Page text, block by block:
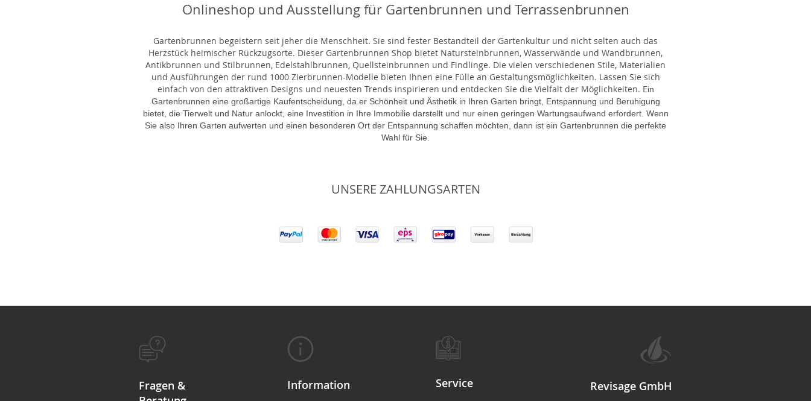
Onlineshop und Ausstellung für Gartenbrunnen und Terrassenbrunnen
Gartenbrunnen begeistern seit jeher die Menschheit. Sie sind fester Bestandteil der Gartenkultur und nicht selten auch das
Herzstück heimischer Rückzugsorte. Dieser Gartenbrunnen Shop bietet Natursteinbrunnen, Wasserwände und Wandbrunnen,
Antikbrunnen und Stilbrunnen, Edelstahlbrunnen, Quellsteinbrunnen und Findlinge. Die vielen verschiedenen Stile, Materialien
und Ausführungen der rund 1000 Zierbrunnen-Modelle bieten Ihnen eine Fülle an Gestaltungsmöglichkeiten. Lassen Sie sich
einfach von den attraktiven Designs und neuesten Trends inspirieren und entdecken Sie die Vielfalt der Möglichkeiten. Ein
Gartenbrunnen eine großartige Kaufentscheidung, da er Schönheit und Ästhetik in Ihren Garten bringt, Entspannung und Beruhigung
bietet, die Tierwelt und Natur anlockt, eine Investition in Ihre Immobilie darstellt und nur einen geringen Wartungsaufwand erfordert. Wenn
Sie also Ihren Garten aufwerten und einen besonderen Ort der Entspannung schaffen möchten, dann ist ein Gartenbrunnen die perfekte
Wahl für Sie.
UNSERE ZAHLUNGSARTEN
Fragen &
Information Service Revisage GmbH